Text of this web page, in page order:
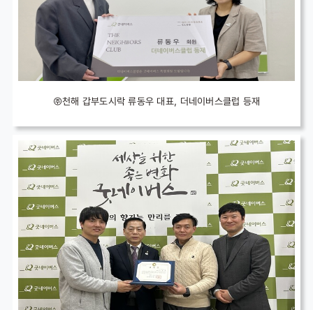
㈜천해 갑부도시락 류동우 대표, 더네이버스클럽 등재